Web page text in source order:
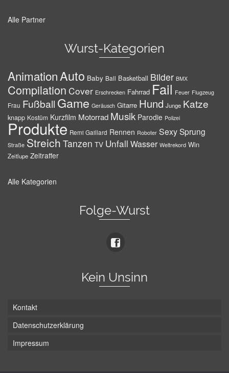
Alle Partner
Wurst-Kategorien
AnimationAuto Baby Ball Basketball Bilder BMX
Compilation Cover Erschrecken Fahrrad Fail Feuer Flugzeug
Frau Fußball Game Geräusch Gitarre Hund Junge Katze
knapp Kostüm Kurzfilm Motorrad Musik Parodie Polizei
Produkte Remi Gaillard Rennen Roboter SexySprung
Straße Streich Tanzen TV Unfall Wasser Weltrekord Win
Zeitlupe Zeitraffer
Alle Kategorien
Folge-Wurst
Kein Unsinn
Kontakt
Datenschutzerklärung
Impressum